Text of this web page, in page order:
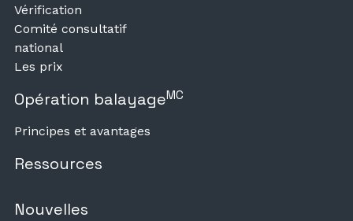
Vérification
Comité consultatif
national
Les prix
Opération balayageMC
Principes et avantages
Ressources
Nouvelles